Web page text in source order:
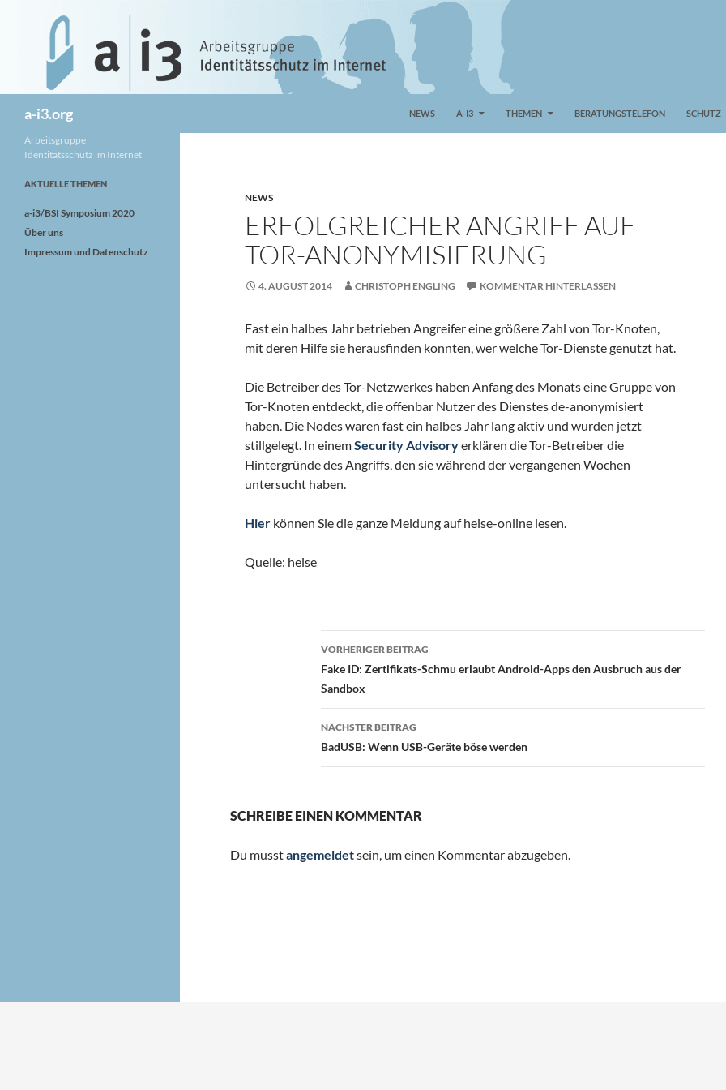
a-i3.org NEWS A-I3 THEMEN BERATUNGSTELEFON SCHUTZ
NEWS
ERFOLGREICHER ANGRIFF AUF
TOR-ANONYMISIERUNG
4. AUGUST 2014 CHRISTOPH ENGLING KOMMENTAR HINTERLASSEN
Fast ein halbes Jahr betrieben Angreifer eine größere Zahl von Tor-Knoten,
mit deren Hilfe sie herausfinden konnten, wer welche Tor-Dienste genutzt hat.
Die Betreiber des Tor-Netzwerkes haben Anfang des Monats eine Gruppe von
Tor-Knoten entdeckt, die offenbar Nutzer des Dienstes de-anonymisiert
haben. Die Nodes waren fast ein halbes Jahr lang aktiv und wurden jetzt
stillgelegt. In einemSecurity Advisoryerklären die Tor-Betreiber die
Hintergründe des Angriffs, den sie während der vergangenen Wochen
untersucht haben.
Hier können Sie die ganze Meldung auf heise-online lesen.
Quelle: heise
Beitragsnavigation
VORHERIGER BEITRAG
Fake ID: Zertifikats-Schmu erlaubt Android-Apps den Ausbruch aus der
Sandbox
NÄCHSTER BEITRAG
BadUSB: Wenn USB-Geräte böse werden
SCHREIBE EINEN KOMMENTAR
Du musstangemeldetsein, um einen Kommentar abzugeben.
Arbeitsgruppe
Identitätsschutz im Internet
AKTUELLE THEMEN
a-i3/BSI Symposium 2020
Über uns
Impressum und Datenschutz